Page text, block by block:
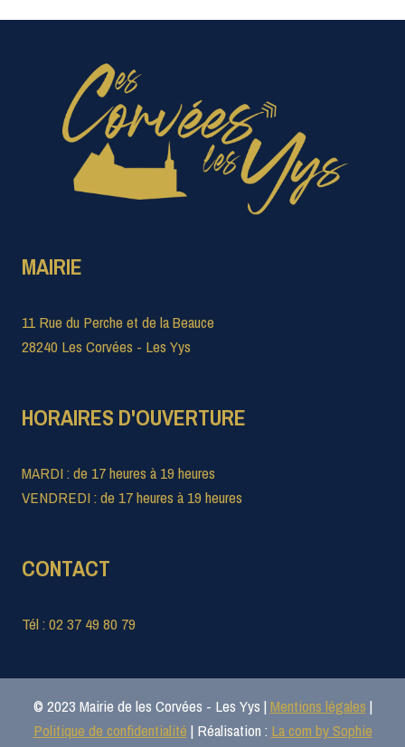
MAIRIE
11 Rue du Perche et de la Beauce
28240 Les Corvées - Les Yys
HORAIRES D'OUVERTURE
MARDI : de 17 heures à 19 heures
VENDREDI : de 17 heures à 19 heures
CONTACT
Tél : 02 37 49 80 79
© 2023 Mairie de les Corvées - Les Yys | Mentions légales |
Politique de confidentialité | Réalisation : La com by Sophie